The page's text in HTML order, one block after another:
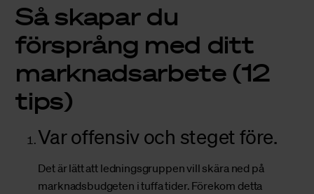
Så skapar du
försprång med ditt
marknadsarbete (12
tips)
Var offensiv och steget före.
Det är lätt att ledningsgruppen vill skära ned på
marknadsbudgeten i tuffa tider. Förekom detta